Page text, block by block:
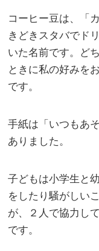
コーヒー豆は、「
きどきスタバでド
いた名前です。ど
ときに私の好みを
です。
手紙は「いつもあ
ありました。
子どもは小学生と
をしたり騒がしい
が、２人で協力し
です。